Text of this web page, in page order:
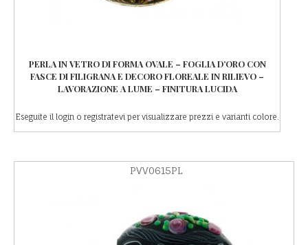
PERLA IN VETRO DI FORMA OVALE – FOGLIA D’ORO CON
FASCE DI FILIGRANA E DECORO FLOREALE IN RILIEVO –
LAVORAZIONE A LUME – FINITURA LUCIDA
Eseguite il login o registratevi per visualizzare prezzi e varianti colore.
PVV0615PL